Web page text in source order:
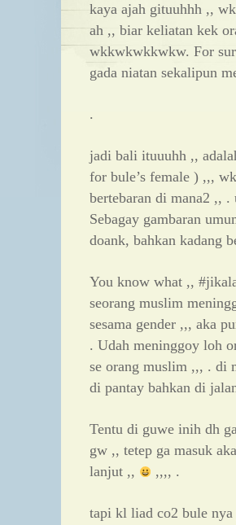
kaya ajah gituuhhh ,,
ah ,, biar keliatan kek
wkkwkwkkwkw. For
gada niatan sekalipun
.
jadi bali ituuuhh ,,
for bule’s female ) ,,,
bertebaran di mana2 ,,
Sebagay gambaran
doank, bahkan kadang
You know what ,,
seorang muslim
sesama gender ,,, aka
. Udah meninggoy loh
se orang muslim ,,, . di
di pantay bahkan di
Tentu di guwe inih dh
gw ,, tetep ga masuk
lanjut ,,
,,,, .
tapi kl liad co2 bule